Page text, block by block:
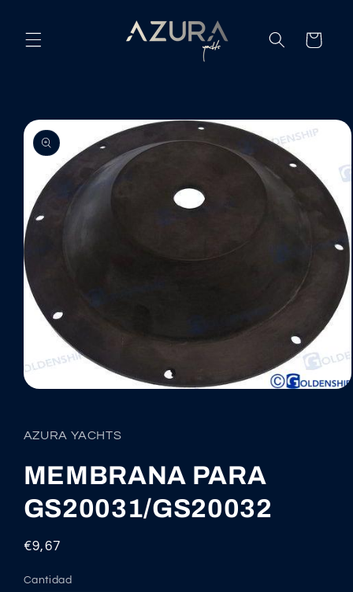
al contenido
Carrito
directamente
a la
información
del producto
1
en
ventana
modal
AZURA YACHTS
MEMBRANA PARA
GS20031/GS20032
Precio
€9,67
Cantidad